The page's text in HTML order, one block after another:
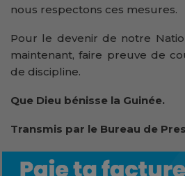
nous respectons ces mesures.
Pour le devenir de notre
maintenant, faire preuve de
de discipline.
Que Dieu bénisse la Guinée.
Transmis par le Bureau de